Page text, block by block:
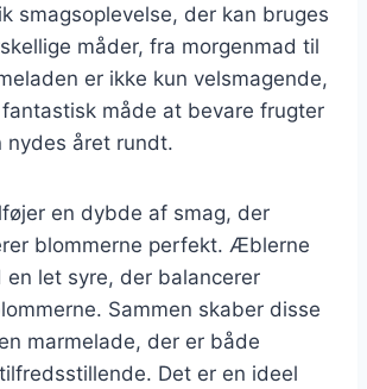
smagsoplevelse, der kan bruges
måder, fra morgenmad til
er ikke kun velsmagende,
måde at bevare frugter
nydes året rundt.
en dybde af smag, der
blommerne perfekt. Æblerne
en let syre, der balancerer
Sammen skaber disse
marmelade, der er både
Det er en ideel